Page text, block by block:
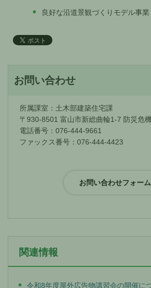
良好な沿道景観づくりモデル事業
お問い合わせ
所属課室：土木部建築住宅課
〒930-8501 富山市新総曲輪1-7 防災危
電話番号：076-444-9661
ファックス番号：076-444-4423
関連情報
令和8年度屋外広告物講習会の開催に